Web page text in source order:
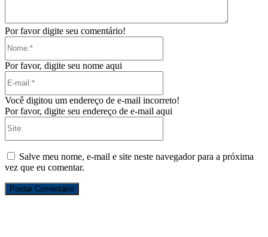
Por favor digite seu comentário!
Por favor, digite seu nome aqui
Você digitou um endereço de e-mail incorreto!
Por favor, digite seu endereço de e-mail aqui
Salve meu nome, e-mail e site neste navegador para a próxima
vez que eu comentar.